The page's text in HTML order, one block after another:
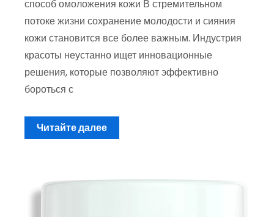
способ омоложения кожи В стремительном
потоке жизни сохранение молодости и сияния
кожи становится все более важным. Индустрия
красоты неустанно ищет инновационные
решения, которые позволяют эффективно
бороться с
Читайте далее